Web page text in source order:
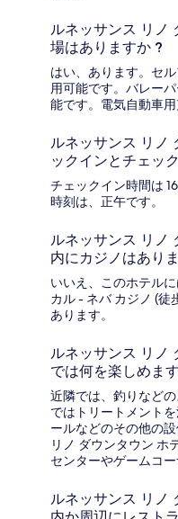
ルネッサンス リノ
場はありますか ?
はい、あります。セ
用可能です。バレー
能です。電気自動車
ルネッサンス リノ
ックインとチェッ
チェックイン時間は
時刻は、正午です。
ルネッサンス リノ
内にカジノはあり
いいえ、このホテル
カル - ネバ カジノ (徒
あります。
ルネッサンス リノ
では何を楽しめま
近隣では、釣りなど
ではトリートメント
ールなどのその他の
リノ ダウンタウン ホ
センターやゲームコ
ルネッサンス リノ